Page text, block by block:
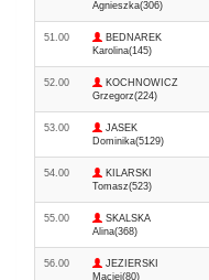
Agnieszka(306)
51.00
BEDNAREK
Karolina(145)
52.00
KOCHNOWICZ
Grzegorz(224)
53.00
JASEK
Dominika(5129)
54.00
KILARSKI
Tomasz(523)
55.00
SKALSKA
Alina(368)
56.00
JEZIERSKI
Maciej(80)